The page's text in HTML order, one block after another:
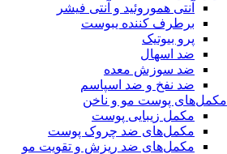
آنتی هموروئید و آنتی فیشر
برطرف کننده یبوست
پرو بیوتیک
ضد اسهال
ضد سوزش معده
ضد نفخ و ضد اسپاسم
مکمل‌های پوست مو و ناخن
مکمل زیبایی پوست
مکمل‌های ضد چروک پوست
مکمل‌های ضد ریزش و تقویت مو